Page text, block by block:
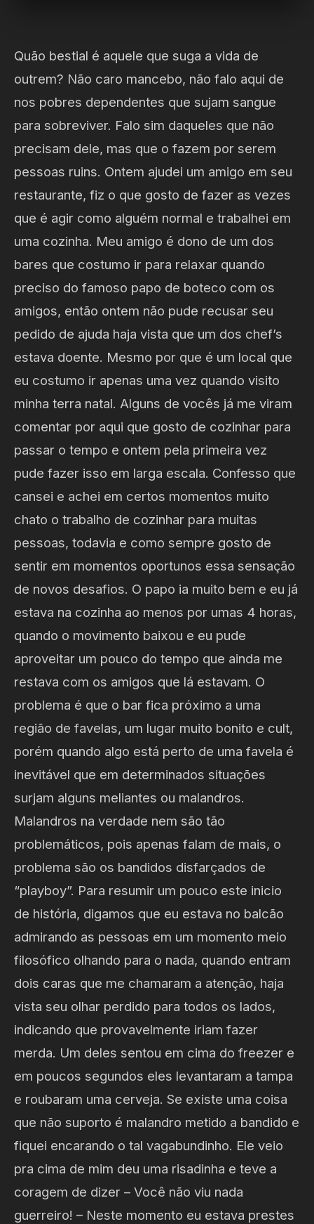
Quão bestial é aquele que suga a vida de
outrem? Não caro mancebo, não falo aqui de
nos pobres dependentes que sujam sangue
para sobreviver. Falo sim daqueles que não
precisam dele, mas que o fazem por serem
pessoas ruins. Ontem ajudei um amigo em seu
restaurante, fiz o que gosto de fazer as vezes
que é agir como alguém normal e trabalhei em
uma cozinha. Meu amigo é dono de um dos
bares que costumo ir para relaxar quando
preciso do famoso papo de boteco com os
amigos, então ontem não pude recusar seu
pedido de ajuda haja vista que um dos chef’s
estava doente. Mesmo por que é um local que
eu costumo ir apenas uma vez quando visito
minha terra natal. Alguns de vocês já me viram
comentar por aqui que gosto de cozinhar para
passar o tempo e ontem pela primeira vez
pude fazer isso em larga escala. Confesso que
cansei e achei em certos momentos muito
chato o trabalho de cozinhar para muitas
pessoas, todavia e como sempre gosto de
sentir em momentos oportunos essa sensação
de novos desafios. O papo ia muito bem e eu já
estava na cozinha ao menos por umas 4 horas,
quando o movimento baixou e eu pude
aproveitar um pouco do tempo que ainda me
restava com os amigos que lá estavam. O
problema é que o bar fica próximo a uma
região de favelas, um lugar muito bonito e cult,
porém quando algo está perto de uma favela é
inevitável que em determinados situações
surjam alguns meliantes ou malandros.
Malandros na verdade nem são tão
problemáticos, pois apenas falam de mais, o
problema são os bandidos disfarçados de
“playboy”. Para resumir um pouco este inicio
de história, digamos que eu estava no balcão
admirando as pessoas em um momento meio
filosófico olhando para o nada, quando entram
dois caras que me chamaram a atenção, haja
vista seu olhar perdido para todos os lados,
indicando que provavelmente iriam fazer
merda. Um deles sentou em cima do freezer e
em poucos segundos eles levantaram a tampa
e roubaram uma cerveja. Se existe uma coisa
que não suporto é malandro metido a bandido e
fiquei encarando o tal vagabundinho. Ele veio
pra cima de mim deu uma risadinha e teve a
coragem de dizer – Você não viu nada
guerreiro! – Neste momento eu estava prestes